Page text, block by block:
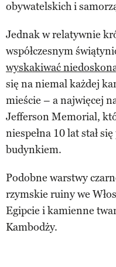
obywatelskich i
Jednak w relatywnie
współczesnym
wyskakiwać
się na niemal każdej
mieście – a najwięcej
Jefferson Memorial,
niespełna 10 lat stał
budynkiem.
Podobne warstwy
rzymskie ruiny we
Egipcie i kamienne
Kambodży.